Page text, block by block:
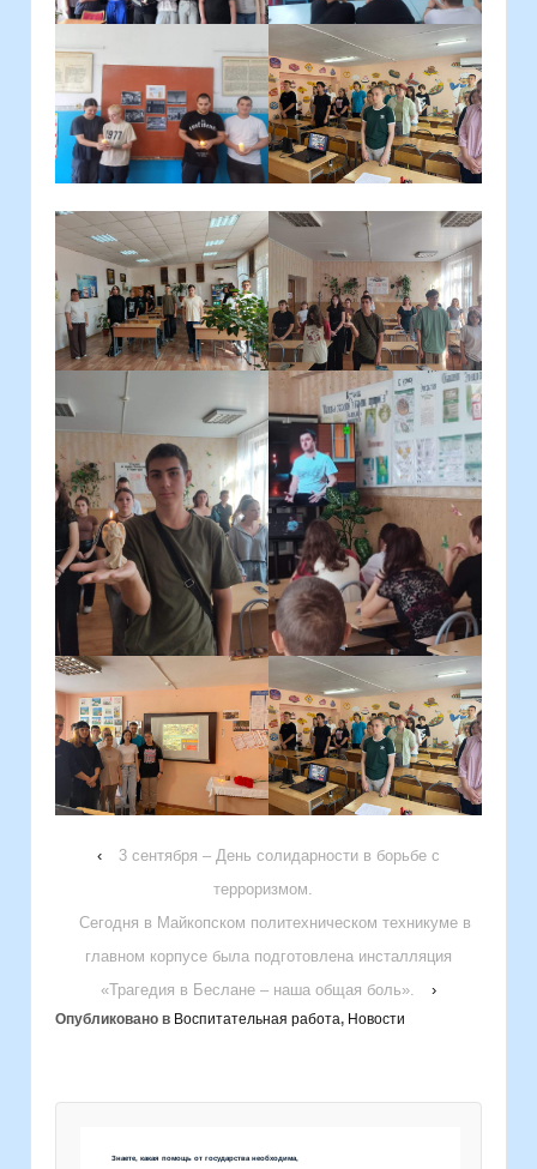
‹
3 сентября – День солидарности в борьбе с
терроризмом.
Сегодня в Майкопском политехническом техникуме в
главном корпусе была подготовлена инсталляция
«Трагедия в Беслане – наша общая боль».
›
Опубликовано в Воспитательная работа, Новости
Знаете, какая помощь от государства необходима,